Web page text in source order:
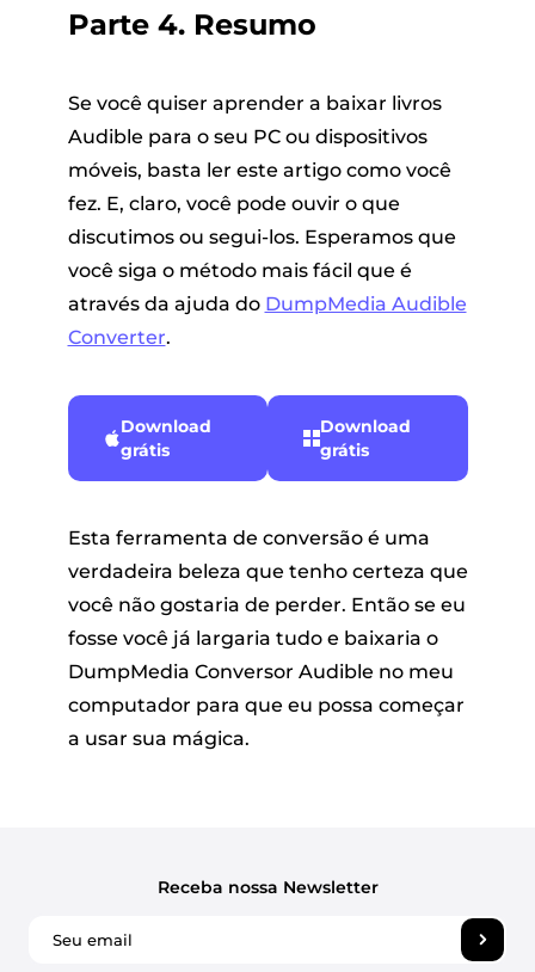
Parte 4. Resumo
Se você quiser aprender a baixar livros
Audible para o seu PC ou dispositivos
móveis, basta ler este artigo como você
fez. E, claro, você pode ouvir o que
discutimos ou segui-los. Esperamos que
você siga o método mais fácil que é
através da ajuda do DumpMedia Audible
Converter.
Download
grátis
Download
grátis
Esta ferramenta de conversão é uma
verdadeira beleza que tenho certeza que
você não gostaria de perder. Então se eu
fosse você já largaria tudo e baixaria o
DumpMedia Conversor Audible no meu
computador para que eu possa começar
a usar sua mágica.
Receba nossa Newsletter